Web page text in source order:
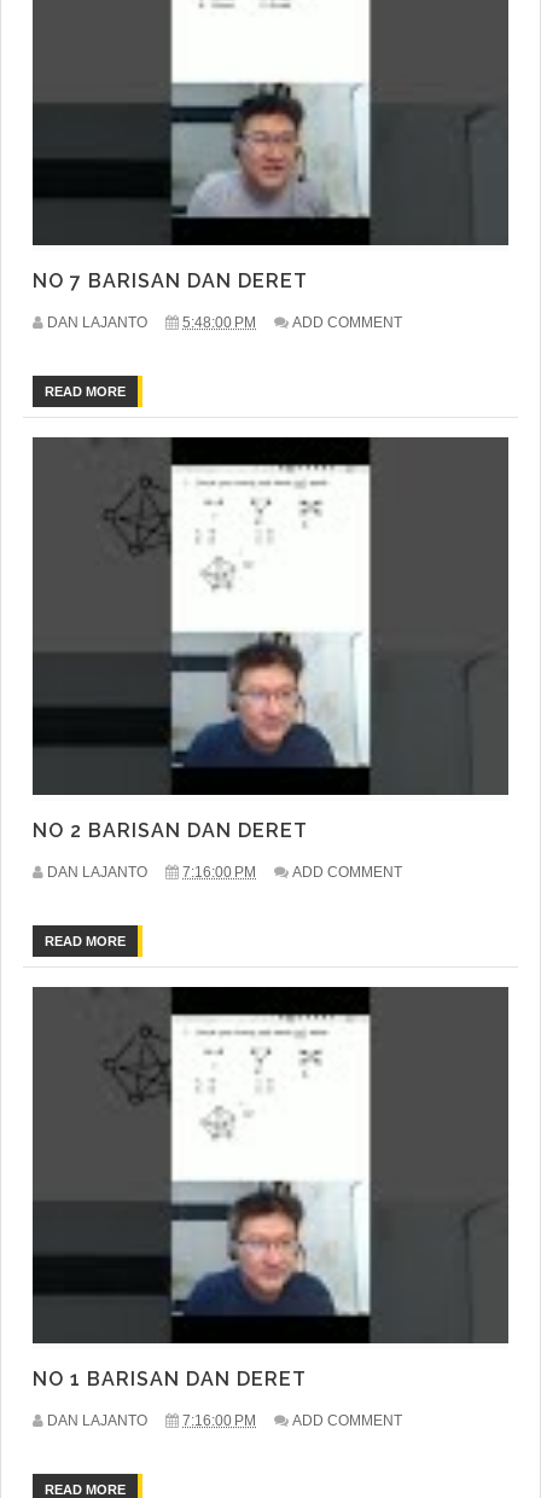
NO 7 BARISAN DAN DERET
DAN LAJANTO 5:48:00 PM ADD COMMENT
READ MORE
NO 2 BARISAN DAN DERET
DAN LAJANTO 7:16:00 PM ADD COMMENT
READ MORE
NO 1 BARISAN DAN DERET
DAN LAJANTO 7:16:00 PM ADD COMMENT
READ MORE